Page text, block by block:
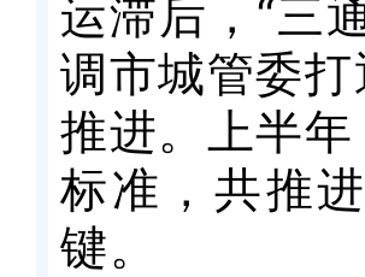
运滞后，“三
调市城管委
推进。上半
标准，共推
键。